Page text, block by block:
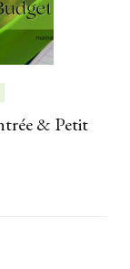
& Petit